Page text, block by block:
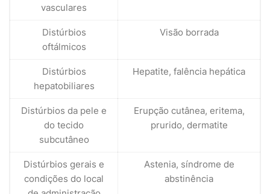
vasculares
Distúrbios
oftálmicos
Visão borrada
Distúrbios
hepatobiliares
Hepatite, falência hepática
Distúrbios da pele e
do tecido
subcutâneo
Erupção cutânea, eritema,
prurido, dermatite
Distúrbios gerais e
condições do local
Astenia, síndrome de
abstinência